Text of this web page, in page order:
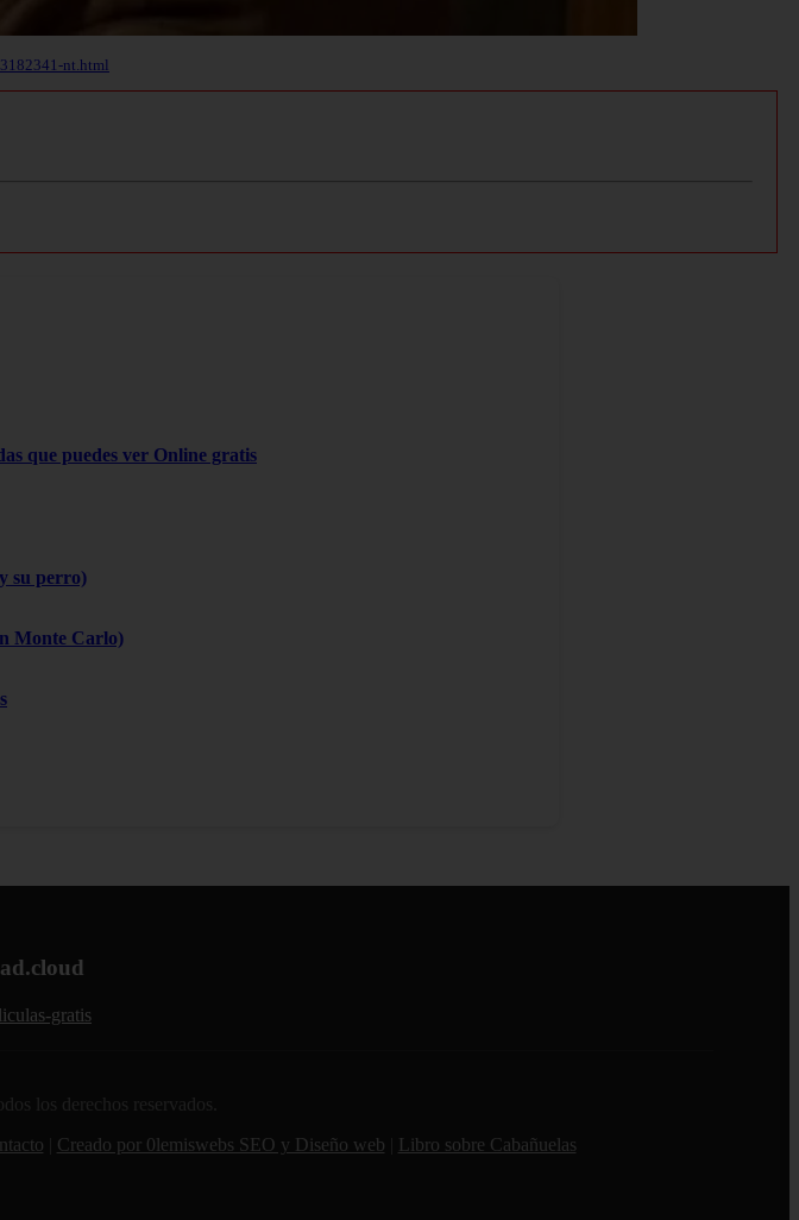
nt.html
que puedes ver Online gratis
su perro)
Monte Carlo)
gratis
los derechos reservados.
Creado por 0lemiswebs SEO y Diseño web Libro sobre Cabañuelas